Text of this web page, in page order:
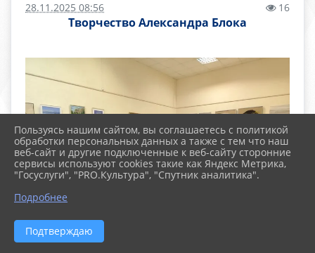
28.11.2025 08:56 16
Творчество Александра Блока
Пользуясь нашим сайтом, вы соглашаетесь с политикой
обработки персональных данных а также с тем что наш
веб-сайт и другие подключенные к веб-сайту сторонние
сервисы используют cookies такие как Яндекс Метрика,
"Госуслуги", "PRO.Культура", "Спутник аналитика".
Подробнее
Подтверждаю